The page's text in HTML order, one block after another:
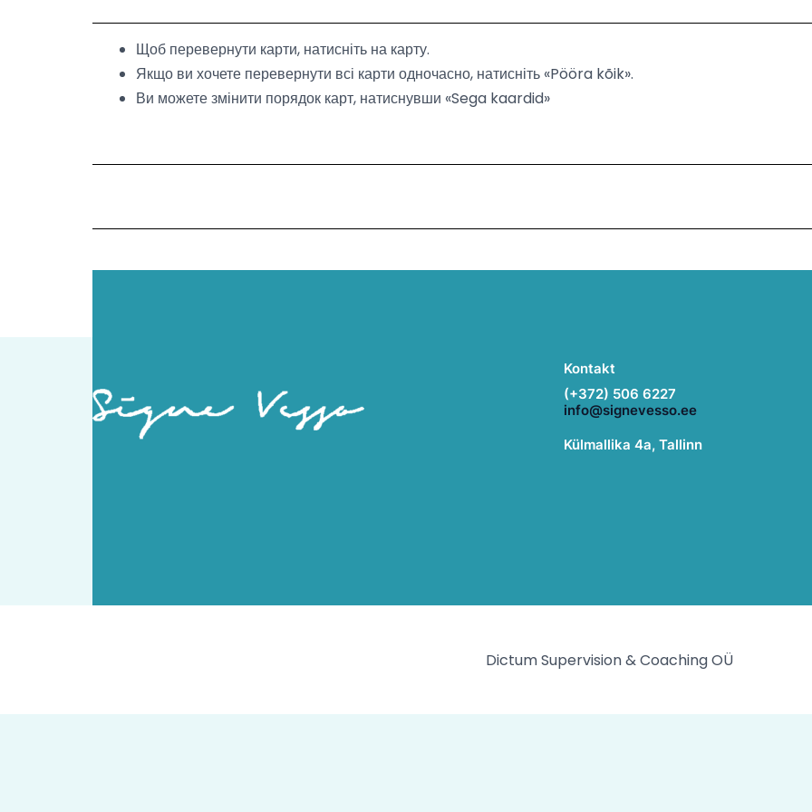
Щоб перевернути карти, натисніть на карту.
Якщо ви хочете перевернути всі карти одночасно, натисніть «Pööra kõik».
Ви можете змінити порядок карт, натиснувши «Sega kaardid»
Kontakt
(+372) 506 6227
info@signevesso.ee
Külmallika 4a, Tallinn
Dictum Supervision & Coaching OÜ